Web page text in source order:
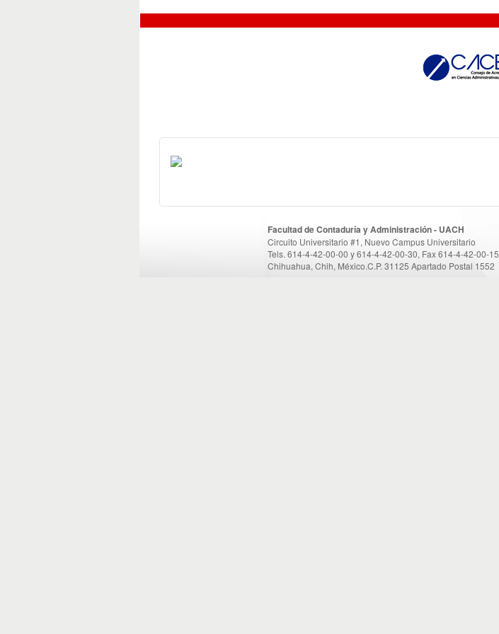
Facultad de Contaduría y Administración - UACH
Circuito Universitario #1, Nuevo Campus Universitario
Tels. 614-4-42-00-00 y 614-4-42-00-30, Fax 614-4-42-00-15
Chihuahua, Chih, México.C.P. 31125 Apartado Postal 1552